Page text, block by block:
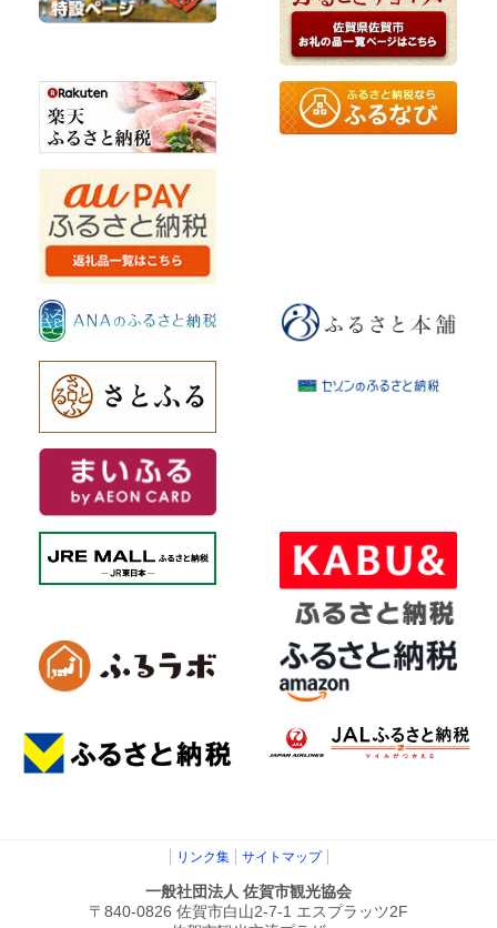
リンク集 サイトマップ
一般社団法人 佐賀市観光協会
〒840-0826 佐賀市白山2-7-1 エスプラッツ2F